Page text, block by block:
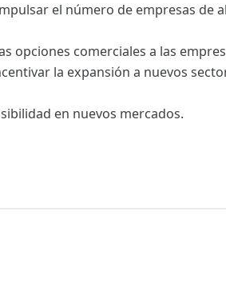
el número de empresas de
opciones comerciales a las
la expansión a nuevos
en nuevos mercados.